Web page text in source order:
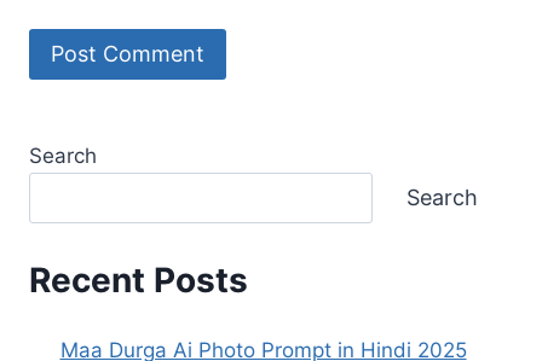
Search
Search
Recent Posts
Maa Durga Ai Photo Prompt in Hindi 2025